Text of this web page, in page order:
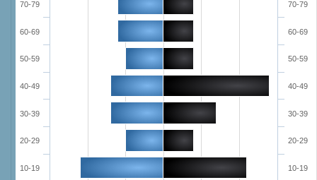
10-19
20-29
30-39
40-49
50-59
60-69
70-79
10-19
20-29
30-39
40-49
50-59
60-69
70-79